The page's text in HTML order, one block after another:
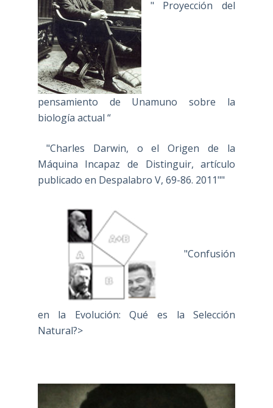
" Proyección del
pensamiento de Unamuno sobre la
biología actual “
"Charles Darwin, o el Origen de la
Máquina Incapaz de Distinguir, artículo
publicado en Despalabro V, 69-86. 2011""
"Confusión
en la Evolución: Qué es la Selección
Natural?>